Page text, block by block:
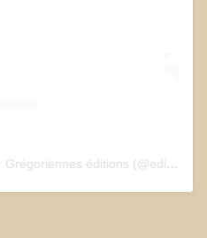
Une publication partagée par Grégoriennes éditions (@edition_gregoriennes)